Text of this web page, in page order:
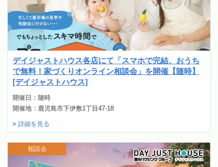
デイジャストハウス各店にて「スマホで完結、おうち
で無料！家づくりオンライン相談会」を開催【随時】
[デイジャストハウス]
開催日：随時
開催地：鹿児島市下伊敷1丁目47-18
詳細を見る
相談会